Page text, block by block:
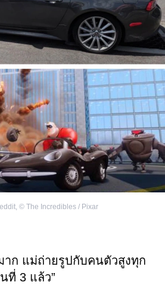
, © The Incredibles / Pixar
าก แม่ถ่ายรูปกับคนตัวสูงทุก
ที่ 3 แล้ว”